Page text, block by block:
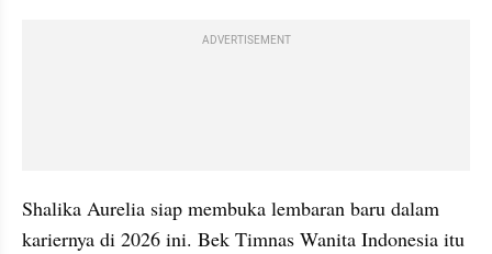
ADVERTISEMENT
Shalika Aurelia siap membuka lembaran baru dalam
kariernya di 2026 ini. Bek Timnas Wanita Indonesia itu